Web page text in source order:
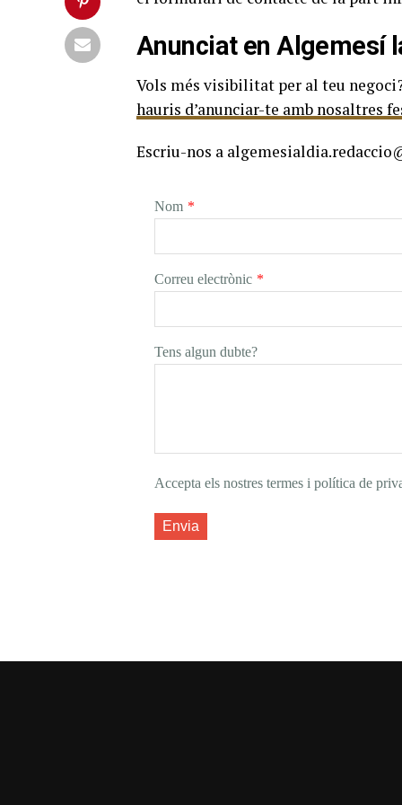
Anunciat en Algemesí
Vols més visibilitat per al teu
hauris d’anunciar-te amb nosaltres
Escriu-nos a
Nom *
Correu electrònic *
Tens algun dubte?
Accepta els nostres termes i política de
Envia